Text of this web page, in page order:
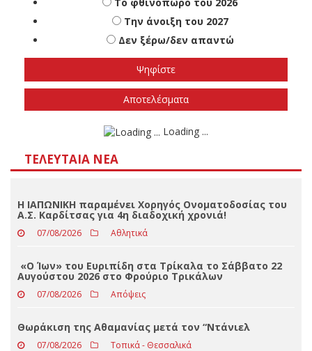
Πότε πιστεύετε ότι θα γίνουν οι εθνικές
εκλογές
Το φθινόπωρο του 2026
Την άνοιξη του 2027
Δεν ξέρω/δεν απαντώ
ΤΕΛΕΥΤΑΊΑ ΝΈΑ
Η ΙΑΠΩΝΙΚΗ παραμένει Χορηγός Ονοματοδοσίας του
Α.Σ. Καρδίτσας για 4η διαδοχική χρονιά!
07/08/2026 Αθλητικά
«Ο Ίων» του Ευριπίδη στα Τρίκαλα το Σάββατο 22
Αυγούστου 2026 στο Φρούριο Τρικάλων